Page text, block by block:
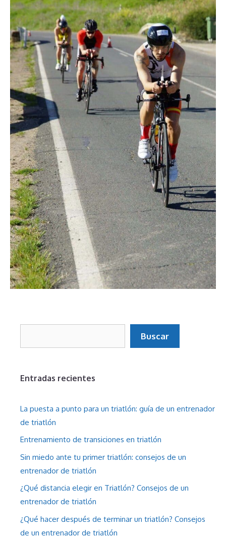
Buscar
Entradas recientes
La puesta a punto para un triatlón: guía de un entrenador
de triatlón
Entrenamiento de transiciones en triatlón
Sin miedo ante tu primer triatlón: consejos de un
entrenador de triatlón
¿Qué distancia elegir en Triatlón? Consejos de un
entrenador de triatlón
¿Qué hacer después de terminar un triatlón? Consejos
de un entrenador de triatlón